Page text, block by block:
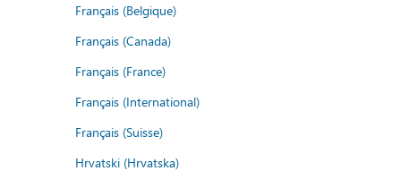
Français (Belgique)
Français (Canada)
Français (France)
Français (International)
Français (Suisse)
Hrvatski (Hrvatska)